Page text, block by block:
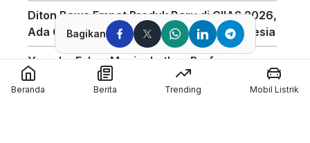
Diton Bawa Empat Produk Baru di GIIAS 2026,
Ada Compound Aerosol Pertama di Indonesia
Yamaha Fokus Meningkatkan Performa
Bagian Depan Untuk Motor 850cc
Bagikan
Beranda Berita Trending Mobil Listrik